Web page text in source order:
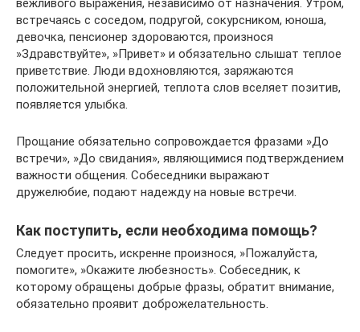
встречаясь с соседом, подругой, сокурсником, юноша,
девочка, пенсионер здороваются, произнося
»Здравствуйте», »Привет» и обязательно слышат теплое
приветствие. Люди вдохновляются, заряжаются
положительной энергией, теплота слов вселяет позитив,
появляется улыбка.
Прощание обязательно сопровождается фразами »До
встречи», »До свидания», являющимися подтверждением
важности общения. Собеседники выражают
дружелюбие, подают надежду на новые встречи.
Как поступить, если необходима помощь?
Следует просить, искренне произнося, »Пожалуйста,
помогите», »Окажите любезность». Собеседник, к
которому обращены добрые фразы, обратит внимание,
обязательно проявит доброжелательность.